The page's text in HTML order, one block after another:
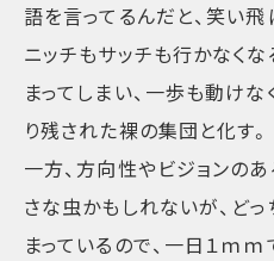
語を言ってるんだと、笑い飛
ニッチもサッチも行かなく
まってしまい、一歩も動け
り残された裸の集団と化す。
一方、方向性やビジョンのあ
さな虫かもしれないが、ど
まっているので、一日１ｍ